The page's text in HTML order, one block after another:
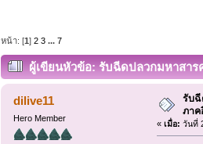
หน้า: [1 ] 2 3 ... 7
ผู้เขียนหัวข้อ: รับฉีดปลวกมหาสาร
dilive11
Hero Member
รับฉี
ภาค
«เมื่อ: วันที่